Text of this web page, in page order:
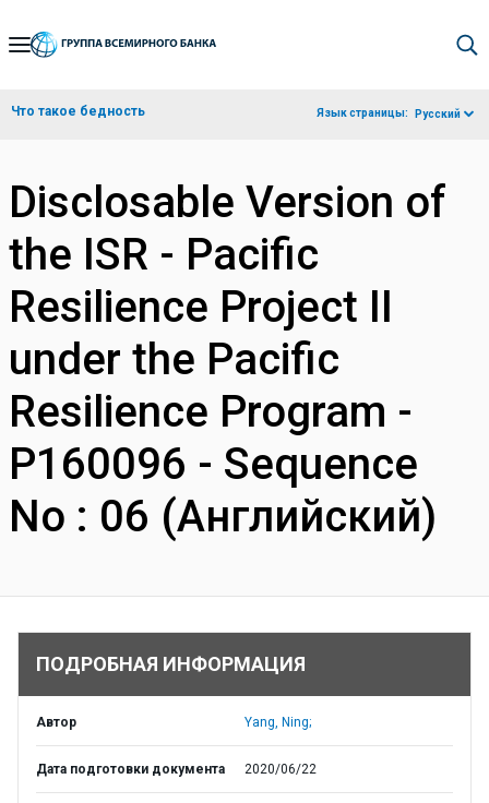
Skip
Navigation
Что такое бедность Язык страницы: Русский
Disclosable Version of
the ISR - Pacific
Resilience Project II
under the Pacific
Resilience Program -
P160096 - Sequence
No : 06 (Английский)
ПОДРОБНАЯ ИНФОРМАЦИЯ
Автор Yang, Ning;
Дата подготовки документа 2020/06/22